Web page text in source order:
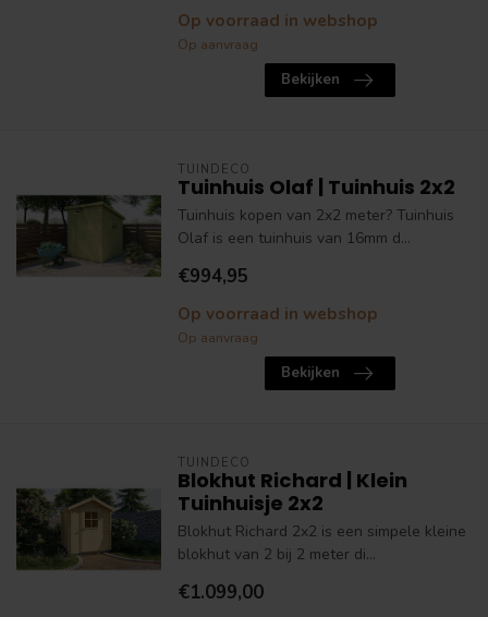
Op voorraad in webshop
Op aanvraag
Bekijken
TUINDECO
Tuinhuis Olaf | Tuinhuis 2x2
Tuinhuis kopen van 2x2 meter? Tuinhuis
Olaf is een tuinhuis van 16mm d...
€994,95
Op voorraad in webshop
Op aanvraag
Bekijken
TUINDECO
Blokhut Richard | Klein
Tuinhuisje 2x2
Blokhut Richard 2x2 is een simpele kleine
blokhut van 2 bij 2 meter di...
€1.099,00